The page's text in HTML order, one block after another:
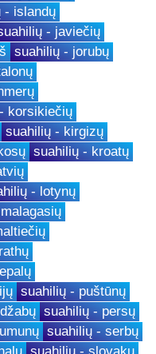
- islandų
- javiečių
suahilių - jorubų
korsikiečių
suahilių - kirgizų
suahilių - kroatų
- lotynų
suahilių - puštūnų
suahilių - persų
suahilių - serbų